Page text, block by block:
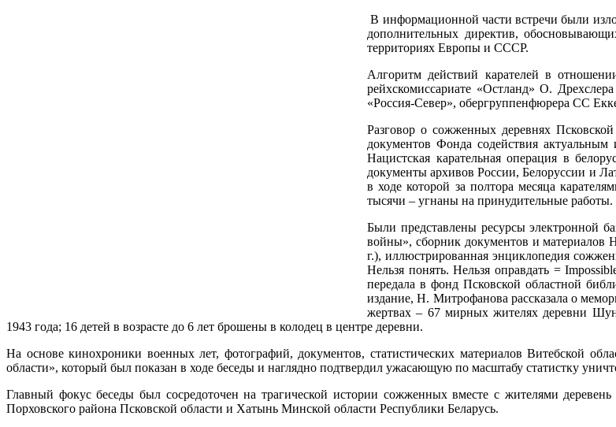
В информационной части встречи были
дополнительных директив,
территориях Европы и СССР.
Алгоритм действий карателей в
рейхскомиссариате «Остланд» О.
«Россия-Север», обергруппенфюрера СС
Разговор о сожженных деревнях
документов Фонда содействия актуальным
Нацистская карательная операция в
документы архивов России, Белоруссии и
в ходе которой за полтора месяца
тысячи – угнаны на принудительные работы.
Были представлены ресурсы электронной
войны», сборник документов и материалов
г.), иллюстрированная энциклопедия
Нельзя понять. Нельзя оправдать =
передала в фонд Псковской областной
издание, Н. Митрофанова рассказала о
жертвах – 67 мирных жителях деревни
1943 года; 16 детей в возрасте до 6 лет брошены в колодец в центре деревни.
На основе кинохроники военных лет, фотографий, документов, статистических материалов Витебской
области», который был показан в ходе беседы и наглядно подтвердил ужасающую по масштабу статистку
Главный фокус беседы был сосредоточен на трагической истории сожженных вместе с жителями деревень
Порховского района Псковской области и Хатынь Минской области Республики Беларусь.